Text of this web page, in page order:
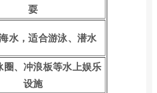
耍
水，适合游泳、潜水
圈、冲浪板等水上娱乐
设施